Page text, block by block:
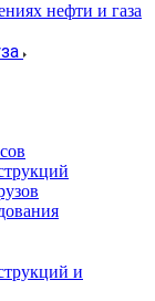
нефти и газа
и